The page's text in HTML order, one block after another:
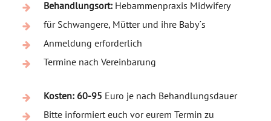
Behandlungsort:Hebammenpraxis Midwifery
für Schwangere, Mütter und ihre Baby´s
Anmeldung erforderlich
Termine nach Vereinbarung
Kosten: 60-95 Euro je nach Behandlungsdauer
Bitte informiert euch vor eurem Termin zu